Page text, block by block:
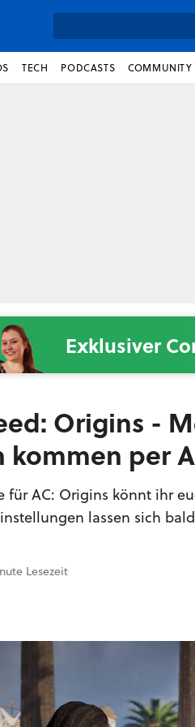
TECH PODCASTS COMMUNITY
Exklusiver
Origins -
kommen per
für AC: Origins könnt ihr
lassen sich
Lesezeit